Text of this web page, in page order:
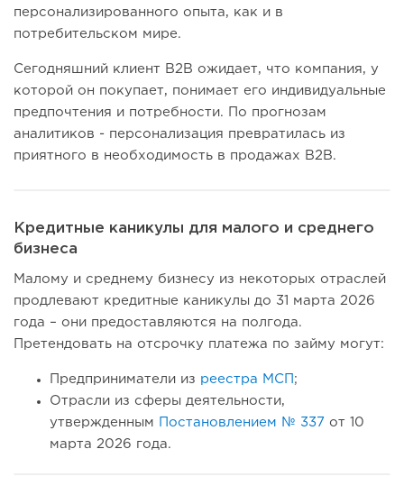
персонализированного опыта, как и в
потребительском мире.
Сегодняшний клиент B2B ожидает, что компания, у
которой он покупает, понимает его индивидуальные
предпочтения и потребности. По прогнозам
аналитиков - персонализация превратилась из
приятного в необходимость в продажах B2B.
Кредитные каникулы для малого и среднего
бизнеса
Малому и среднему бизнесу из некоторых отраслей
продлевают кредитные каникулы до 31 марта 2026
года – они предоставляются на полгода.
Претендовать на отсрочку платежа по займу могут:
Предприниматели из реестра МСП ;
Отрасли из сферы деятельности,
утвержденным
Постановлением № 337 от 10
марта 2026 года.